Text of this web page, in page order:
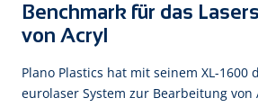
Benchmark für das
von Acryl
Plano Plastics hat mit seinem XL-1600
eurolaser System zur Bearbeitung von